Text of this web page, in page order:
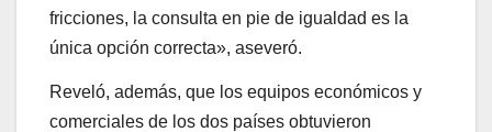
fricciones, la consulta en pie de igualdad es la
única opción correcta», aseveró.
Reveló, además, que los equipos económicos y
comerciales de los dos países obtuvieron